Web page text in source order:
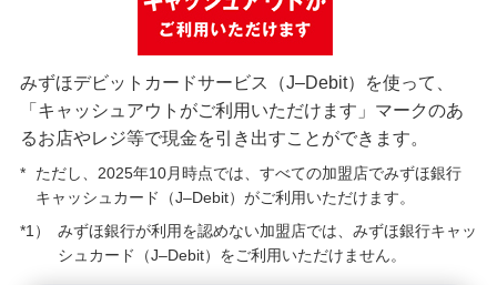
みずほデビットカードサービス（J–Debit）を使って、
「キャッシュアウトがご利用いただけます」マークのあ
るお店やレジ等で現金を引き出すことができます。
*
ただし、2025年10月時点では、すべての加盟店でみずほ銀行
キャッシュカード（J–Debit）がご利用いただけます。
*1）
みずほ銀行が利用を認めない加盟店では、みずほ銀行キャッ
シュカード（J–Debit）をご利用いただけません。